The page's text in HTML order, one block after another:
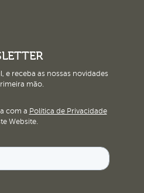
e receba as nossas novidades
mão.
com a Política de Privacidade
Website.